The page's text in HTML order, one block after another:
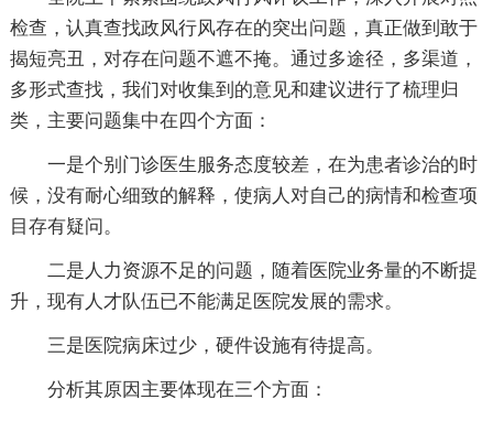
检查，认真查找政风行风存在的突出问题，真正做到敢于
揭短亮丑，对存在问题不遮不掩。通过多途径，多渠道，
多形式查找，我们对收集到的意见和建议进行了梳理归
类，主要问题集中在四个方面：
一是个别门诊医生服务态度较差，在为患者诊治的时
候，没有耐心细致的解释，使病人对自己的病情和检查项
目存有疑问。
二是人力资源不足的问题，随着医院业务量的不断提
升，现有人才队伍已不能满足医院发展的需求。
三是医院病床过少，硬件设施有待提高。
分析其原因主要体现在三个方面：